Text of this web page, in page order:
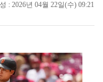
'호프', 글로벌 순항…토론토 영화제 미드나잇 매드니스…
데이식스 영케이, '사운드플래닛페스티벌' 출격…첫 솔로…
: 2026년 04월 22일(수) 09:21